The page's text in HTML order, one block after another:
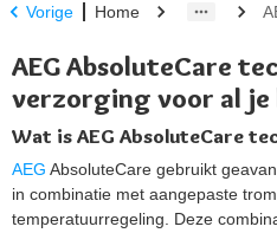
Vorige Home
AEG AbsoluteCare
verzorging voor al je
Wat is AEG AbsoluteCare
AEG AbsoluteCare gebruikt
in combinatie met aangepaste
temperatuurregeling. Deze